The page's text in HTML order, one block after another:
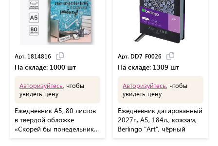
Арт. 1814816
На складе: 1000 шт
Авторизуйтесь , чтобы
увидеть цену
Ежедневник А5, 80 листов
в твердой обложке
«Скорей бы понедельник и
Арт. DD7_F0026
На складе: 1309 шт
Авторизуйтесь , чтобы
увидеть цену
Ежедневник датированный
2027г., А5, 184л., кожзам,
Berlingo "Art", чёрный